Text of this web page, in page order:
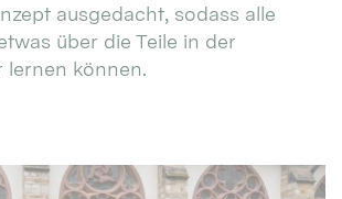
ausgedacht, sodass alle
über die Teile in der
lernen können.